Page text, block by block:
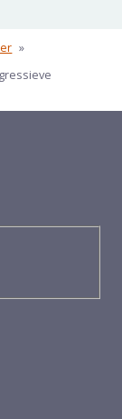
»